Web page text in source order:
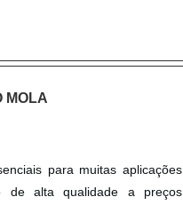
MOLA
para muitas aplicações
de alta qualidade a preços